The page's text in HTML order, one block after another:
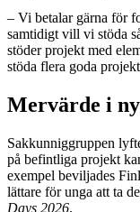
– Vi betalar gärna för
samtidigt vill vi stöda
stöder projekt med
stöda flera goda
Mervärde i
Sakkunniggruppen
på befintliga projekt
exempel beviljades
lättare för unga att ta
Days 2026.